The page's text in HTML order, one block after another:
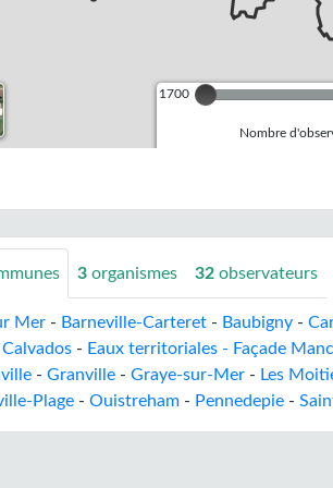
1700
Nombre
3 organismes 32 observateurs
Mer - Barneville-Carteret - Baubigny -
Calvados - Eaux territoriales - Façade
- Granville - Graye-sur-Mer - Les
Plage - Ouistreham - Pennedepie -